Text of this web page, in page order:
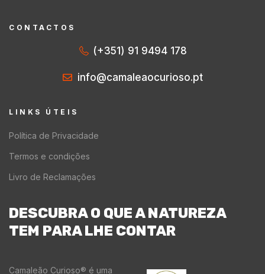
DESCUBRA O QUE A NATUREZA
TEM PARA LHE CONTAR
Camaleão Curioso® é uma
CONTACTOS
(+351) 91 9494 178
info@camaleaocurioso.pt
LINKS ÚTEIS
Política de Privacidade
Termos e condições
Livro de Reclamações